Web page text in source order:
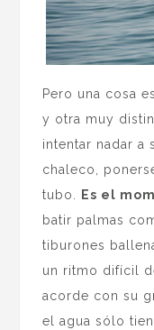
Pero una cosa
y otra muy
intentar nadar a
chaleco,
tubo.
Es el
batir palmas
tiburones
un ritmo difícil
acorde con su
el agua sólo